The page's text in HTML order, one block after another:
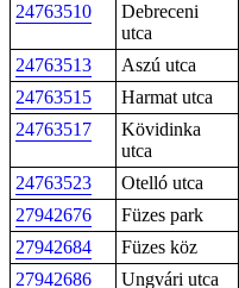
24763510
Debreceni
utca
24763513 Aszú utca
24763515
Harmat utca
24763517
Kövidinka
utca
24763523 Otelló utca
27942676
Füzes park
27942684
Füzes köz
27942686
Ungvári utca